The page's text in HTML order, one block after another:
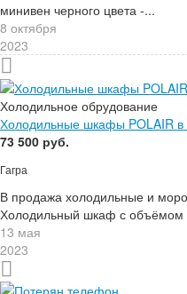
минивен черного цвета -...
8 октября
2023
Холодильное обрудование
Холодильные шкафы POLAIR в
73 500 руб.
Гагра
В продажа холодильные и
Холодильный шкаф с объёмом
13 мая
2023